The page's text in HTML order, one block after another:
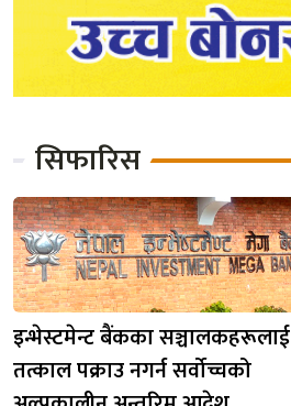
सिफारिस
इन्भेस्टमेन्ट बैंकका सञ्चालकहरूलाई
तत्काल पक्राउ नगर्न सर्वोच्चको